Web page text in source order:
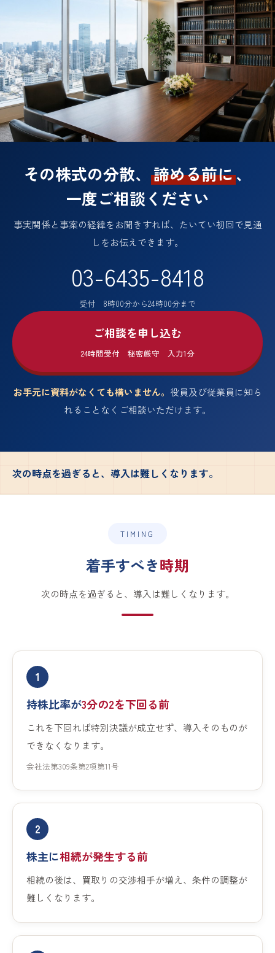
その株式の分散、 諦める前に、
一度ご相談ください
事実関係と事案の経緯をお聞きすれば、たいてい初回で見通
しをお伝えできます。
03-6435-8418
受付 8時00分から24時00分まで
ご相談を申し込む
24時間受付 秘密厳守 入力1分
お手元に資料がなくても構いません。 役員及び従業員に知ら
れることなくご相談いただけます。
次の時点を過ぎると、導入は難しくなります。
TIMING
着手すべき時期
次の時点を過ぎると、導入は難しくなります。
1
持株比率が3分の2を下回る前
これを下回れば特別決議が成立せず、導入そのものが
できなくなります。
会社法第309条第2項第11号
2
株主に相続が発生する前
相続の後は、買取りの交渉相手が増え、条件の調整が
難しくなります。